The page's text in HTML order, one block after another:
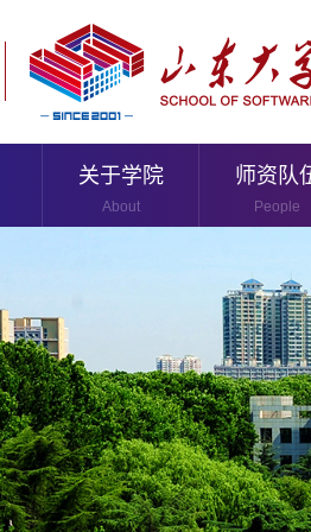
关于学院
About
师资队
People